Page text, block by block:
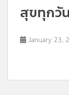
สุขทุกวั
January 23,